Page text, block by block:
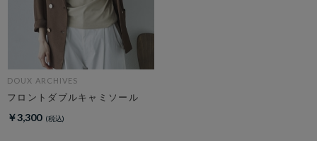
DOUX ARCHIVES
フロントダブルキャミソール
￥3,300